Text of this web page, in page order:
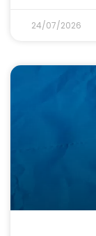
24/07/2026